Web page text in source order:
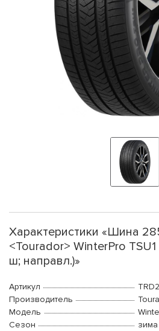
Характеристики «Шина
<Tourador> WinterPro
ш; направл.)»
Артикул
Производитель
Модель
Сезон
зима